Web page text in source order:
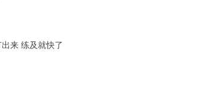
来 练及就快了